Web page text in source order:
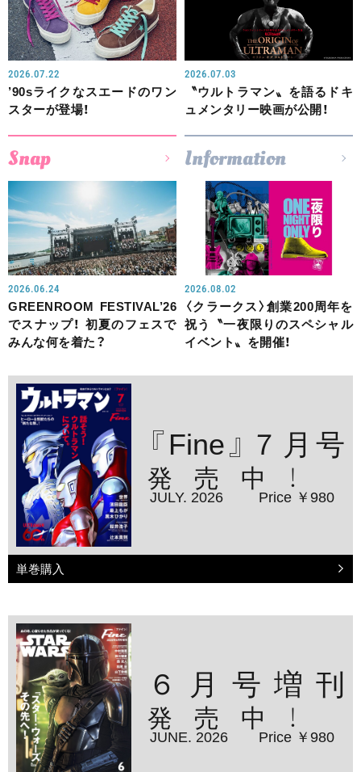
2026.07.22
’90sライクなスエードのワン
スターが登場！
2026.07.03
〝ウルトラマン〟を語るドキ
ュメンタリー映画が公開！
Snap
2026.06.24
GREENROOM FESTIVAL’26
でスナップ！ 初夏のフェスで
みんな何を着た？
Information
2026.08.02
〈クラークス〉創業200周年を
祝う〝一夜限りのスペシャル
イベント〟を開催！
『Fine』７月号
発売中！
JULY. 2026 Price ￥980
単巻購入
６月号増刊
発売中！
JUNE. 2026 Price ￥980